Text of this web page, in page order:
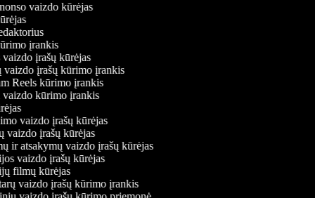
vaizdo kūrėjas
įrankis
vaizdo įrašų kūrėjas
vaizdo įrašų kūrimo įrankis
Reels kūrimo įrankis
vaizdo kūrimo įrankis
vaizdo įrašų kūrėjas
vaizdo įrašų kūrėjas
ir atsakymų vaizdo įrašų kūrėjas
vaizdo įrašų kūrėjas
filmų kūrėjas
vaizdo įrašų kūrimo įrankis